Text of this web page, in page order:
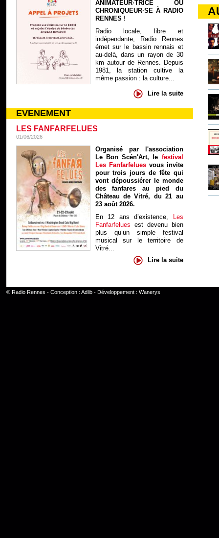
ANIMATEUR·TRICE OU
CHRONIQUEUR·SE À RADIO
RENNES !
Radio locale, libre et
indépendante, Radio Rennes
émet sur le bassin rennais et
au-delà, dans un rayon de 30
km autour de Rennes. Depuis
1981, la station cultive la
même passion : la culture...
Lire la suite
EVENEMENT
LES FANFARFELUES
01/06/2026
Organisé par l'association
Le Bon Scén'Art, le festival
Les Fanfarfelues vous invite
pour trois jours de fête qui
vont dépoussiérer le monde
des fanfares au pied du
Château de Vitré, du 21 au
23 août 2026.
En 12 ans d’existence, Les
Fanfarfelues est devenu bien
plus qu’un simple festival
musical sur le territoire de
Vitré...
Lire la suite
© Radio Rennes - Conception : Adlib- Développement : Wanerys